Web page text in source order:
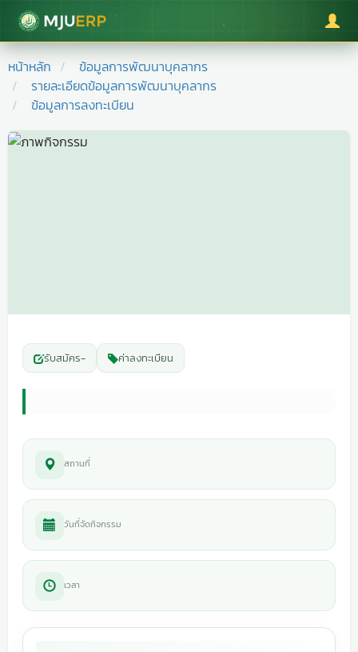
มหาวิทยาลัยแม่โจ้
หน้าหลัก
ข้อมูลการพัฒนาบุคลากร
รายละเอียดข้อมูลการพัฒนาบุคลากร
ข้อมูลการลงทะเบียน
รับสมัคร- ค่าลงทะเบียน
สถานที่
วันที่จัดกิจกรรม
เวลา